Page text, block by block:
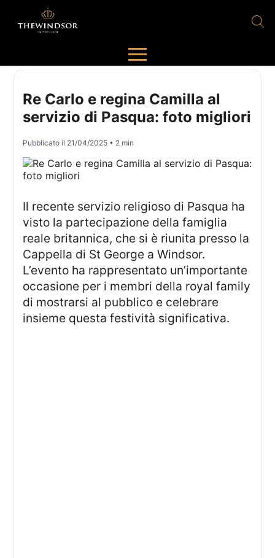
Re Carlo e regina Camilla al
servizio di Pasqua: foto migliori
Pubblicato il 21/04/2025 • 2 min
Il recente servizio religioso di Pasqua ha
visto la partecipazione della famiglia
reale britannica, che si è riunita presso la
Cappella di St George a Windsor.
L’evento ha rappresentato un’importante
occasione per i membri della royal family
di mostrarsi al pubblico e celebrare
insieme questa festività significativa.